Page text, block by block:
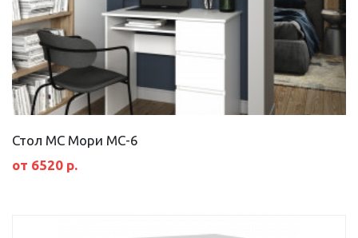
Стол МС Мори МС-6
от 6520 р.